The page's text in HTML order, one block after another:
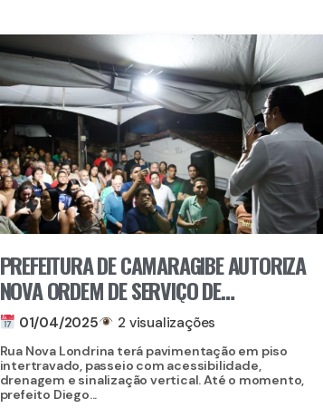
PREFEITURA DE CAMARAGIBE AUTORIZA
NOVA ORDEM DE SERVIÇO DE
PAVIMENTAÇÃO DE RUA NO BAIRRO DOS
ESTADOS COM INVESTIMENTO DE R$ 645
MIL
01/04/2025 2 visualizações
Rua Nova Londrina terá pavimentação em piso
intertravado, passeio com acessibilidade,
drenagem e sinalização vertical. Até o momento,
prefeito Diego...